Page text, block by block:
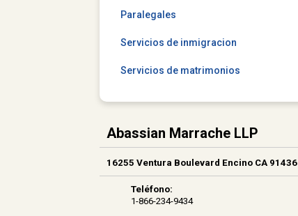
Paralegales
Servicios de inmigracion
Servicios de matrimonios
Abassian Marrache LLP
16255 Ventura Boulevard Encino CA 91436
Teléfono:
1-866-234-9434